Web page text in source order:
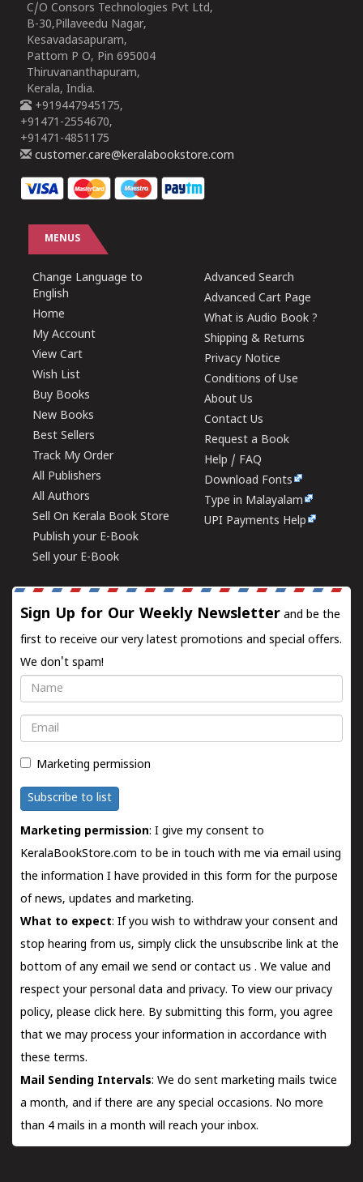
C/O Consors Technologies Pvt Ltd,
B-30,Pillaveedu Nagar,
Kesavadasapuram,
Pattom P O, Pin 695004
Thiruvananthapuram,
Kerala, India.
+919447945175,
+91471-2554670,
+91471-4851175
customer.care@keralabookstore.com
MENUS
Change Language to
English
Home
My Account
View Cart
Wish List
Buy Books
New Books
Best Sellers
Track My Order
All Publishers
All Authors
Sell On Kerala Book Store
Publish your E-Book
Sell your E-Book
Advanced Search
Advanced Cart Page
What is Audio Book ?
Shipping & Returns
Privacy Notice
Conditions of Use
About Us
Contact Us
Request a Book
Help / FAQ
Download Fonts
Type in Malayalam
UPI Payments Help
Sign Up for Our Weekly Newsletter and be the
first to receive our very latest promotions and special offers.
We don't spam!
Name
Email
Marketing permission
Subscribe to list
Marketing permission: I give my consent to
KeralaBookStore.com to be in touch with me via email using
the information I have provided in this form for the purpose
of news, updates and marketing.
What to expect: If you wish to withdraw your consent and
stop hearing from us, simply click the unsubscribe link at the
bottom of any email we send orcontact us . We value and
respect your personal data and privacy. To view our privacy
policy, please click here. By submitting this form, you agree
that we may process your information in accordance with
these terms.
Mail Sending Intervals: We do sent marketing mails twice
a month, and if there are any special occasions. No more
than 4 mails in a month will reach your inbox.